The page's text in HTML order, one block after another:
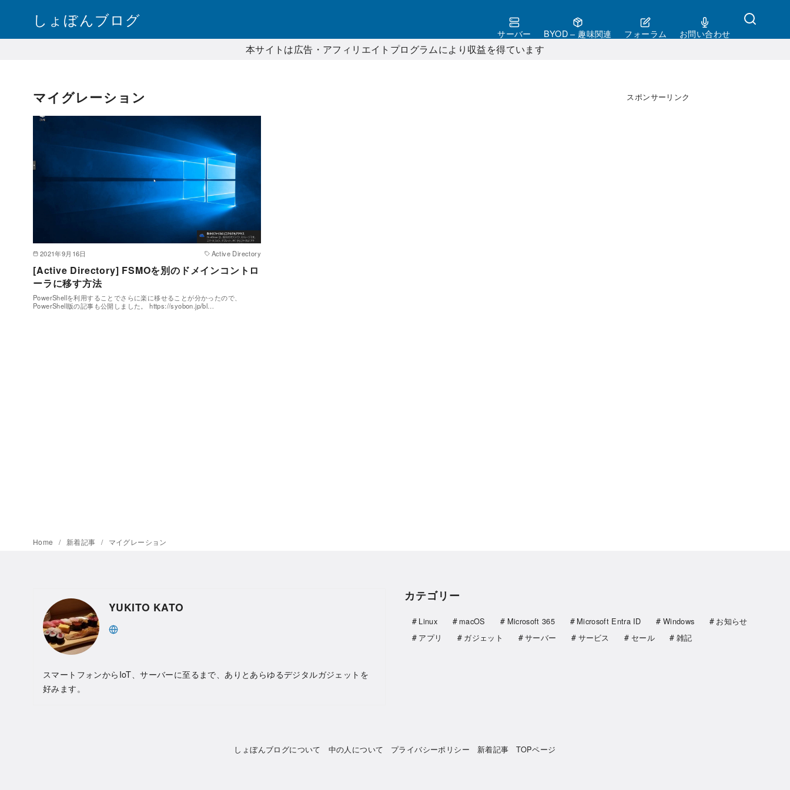
テ
しょぼんブログ
サーバー BYOD – 趣味関連 フォーラム お問い合わせ
本サイトは広告・アフィリエイトプログラムにより収益を得ています
マイグレーション
2021年9月16日 Active Directory
[Active Directory] FSMOを別のドメインコントロ
ーラに移す方法
PowerShellを利用することでさらに楽に移せることが分かったので、
PowerShell版の記事も公開しました。 https://syobon.jp/bl…
スポンサーリンク
Home 新着記事 マイグレーション
YUKITO KATO
スマートフォンからIoT、サーバーに至るまで、ありとあらゆるデジタルガジェットを
好みます。
カテゴリー
Linux macOS Microsoft 365 Microsoft Entra ID Windows
お知らせ
アプリ
ガジェット サーバー サービス セール 雑記
しょぼんブログについて 中の人について プライバシーポリシー 新着記事 TOPページ